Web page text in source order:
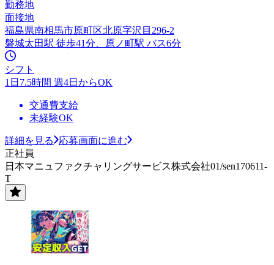
勤務地
面接地
福島県南相馬市原町区北原字沢目296-2
磐城太田駅 徒歩41分、原ノ町駅 バス6分
シフト
1日7.5時間 週4日からOK
交通費支給
未経験OK
詳細を見る
応募画面に進む
正社員
日本マニュファクチャリングサービス株式会社01/sen170611-
T